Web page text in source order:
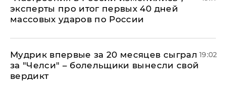
эксперты про итог первых 40 дней
массовых ударов по России
Мудрик впервые за 20 месяцев сыграл
за "Челси" – болельщики вынесли свой
вердикт
19:02